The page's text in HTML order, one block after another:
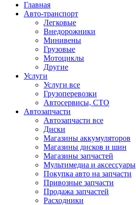
Главная
Авто-транспорт
Легковые
Внедорожники
Минивены
Грузовые
Мотоциклы
Другие
Услуги
Услуги все
Грузоперевозки
Автосервисы, СТО
Автозапчасти
Автозапчасти все
Диски
Магазины аккумуляторов
Магазины дисков и шин
Магазины запчастей
Мультимедиа и аксессуары
Покупка авто на запчасти
Привозные запчасти
Продажа запчастей
Расходники